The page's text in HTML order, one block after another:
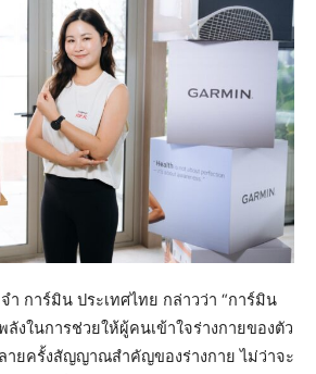
ำ การ์มิน ประเทศไทย กล่าวว่า “การ์มิน
งในการช่วยให้ผู้คนเข้าใจร่างกายของตัว
ลายครั้งสัญญาณสำคัญของร่างกาย ไม่ว่าจะ